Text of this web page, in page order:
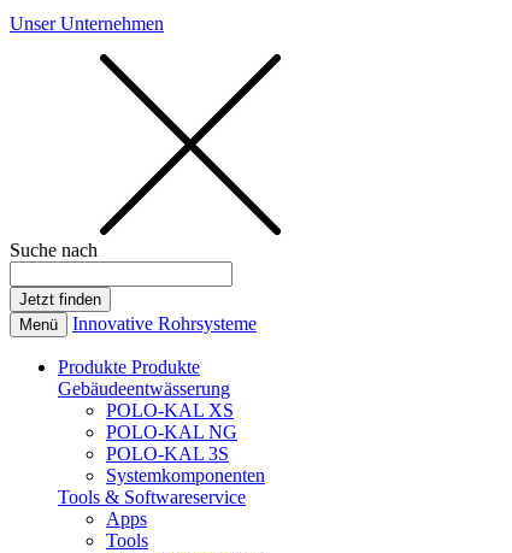
Unser Unternehmen
Suche nach
Menü Innovative Rohrsysteme
Produkte Produkte
Gebäudeentwässerung
POLO-KAL XS
POLO-KAL NG
POLO-KAL 3S
Systemkomponenten
Tools & Softwareservice
Apps
Tools